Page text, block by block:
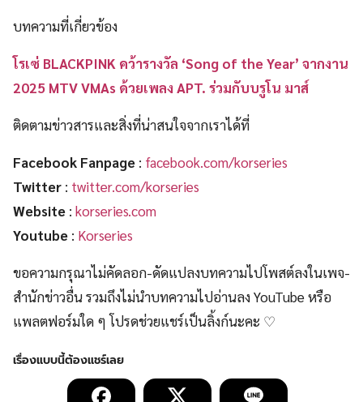
บทความที่เกี่ยวข้อง
โรเซ่ BLACKPINK คว้ารางวัล ‘Song of the Year’ จากงาน
2025 MTV VMAs ด้วยเพลง APT. ร่วมกับบรูโน มาส์
ติดตามข่าวสารและสิ่งที่น่าสนใจจากเราได้ที่
Facebook Fanpage : facebook.com/korseries
Twitter : twitter.com/korseries
Website : korseries.com
Youtube : Korseries
ขอความกรุณาไม่คัดลอก-ดัดแปลงบทความไปโพสต์ลงในเพจ-
สำนักข่าวอื่น รวมถึงไม่นำบทความไปอ่านลง YouTube หรือ
แพลตฟอร์มใด ๆ โปรดช่วยแชร์เป็นลิ้งก์นะคะ ♡